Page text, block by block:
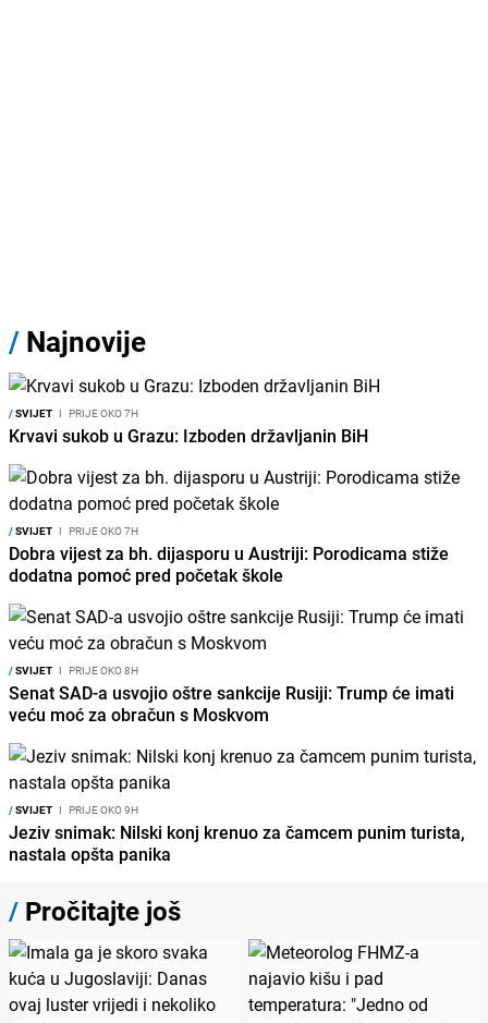
/ Najnovije
/SVIJET I PRIJE OKO 7H
Krvavi sukob u Grazu: Izboden državljanin BiH
/SVIJET I PRIJE OKO 7H
Dobra vijest za bh. dijasporu u Austriji: Porodicama stiže
dodatna pomoć pred početak škole
/SVIJET I PRIJE OKO 8H
Senat SAD-a usvojio oštre sankcije Rusiji: Trump će imati
veću moć za obračun s Moskvom
/SVIJET I PRIJE OKO 9H
Jeziv snimak: Nilski konj krenuo za čamcem punim turista,
nastala opšta panika
/ Pročitajte još